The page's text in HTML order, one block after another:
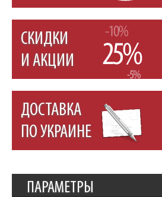
СКИДКИ
И АКЦИИ
ДОСТАВКА
ПО УКРАИНЕ
ПАРАМЕТРЫ